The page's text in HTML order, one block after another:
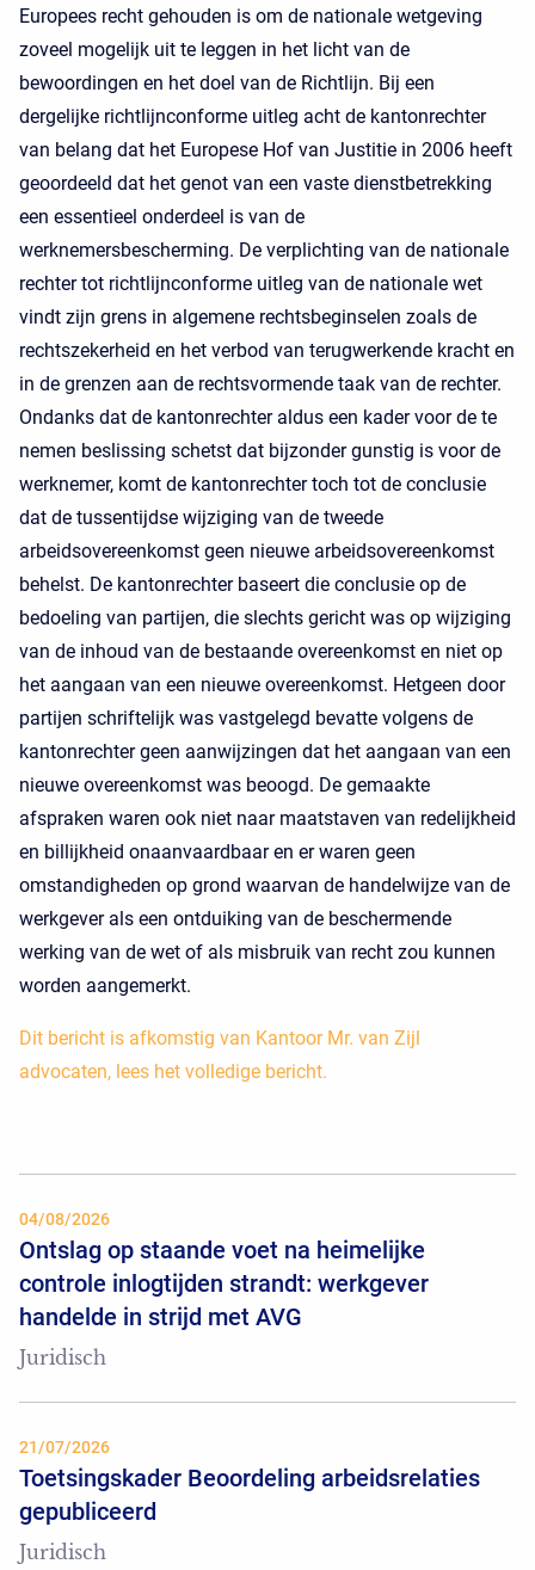
Europees recht gehouden is om de nationale wetgeving
zoveel mogelijk uit te leggen in het licht van de
bewoordingen en het doel van de Richtlijn. Bij een
dergelijke richtlijnconforme uitleg acht de kantonrechter
van belang dat het Europese Hof van Justitie in 2006 heeft
geoordeeld dat het genot van een vaste dienstbetrekking
een essentieel onderdeel is van de
werknemersbescherming. De verplichting van de nationale
rechter tot richtlijnconforme uitleg van de nationale wet
vindt zijn grens in algemene rechtsbeginselen zoals de
rechtszekerheid en het verbod van terugwerkende kracht en
in de grenzen aan de rechtsvormende taak van de rechter.
Ondanks dat de kantonrechter aldus een kader voor de te
nemen beslissing schetst dat bijzonder gunstig is voor de
werknemer, komt de kantonrechter toch tot de conclusie
dat de tussentijdse wijziging van de tweede
arbeidsovereenkomst geen nieuwe arbeidsovereenkomst
behelst. De kantonrechter baseert die conclusie op de
bedoeling van partijen, die slechts gericht was op wijziging
van de inhoud van de bestaande overeenkomst en niet op
het aangaan van een nieuwe overeenkomst. Hetgeen door
partijen schriftelijk was vastgelegd bevatte volgens de
kantonrechter geen aanwijzingen dat het aangaan van een
nieuwe overeenkomst was beoogd. De gemaakte
afspraken waren ook niet naar maatstaven van redelijkheid
en billijkheid onaanvaardbaar en er waren geen
omstandigheden op grond waarvan de handelwijze van de
werkgever als een ontduiking van de beschermende
werking van de wet of als misbruik van recht zou kunnen
worden aangemerkt.
Dit bericht is afkomstig van Kantoor Mr. van Zijl
advocaten, lees het volledige bericht.
04/08/2026
Ontslag op staande voet na heimelijke
controle inlogtijden strandt: werkgever
handelde in strijd met AVG
Juridisch
21/07/2026
Toetsingskader Beoordeling arbeidsrelaties
gepubliceerd
Juridisch